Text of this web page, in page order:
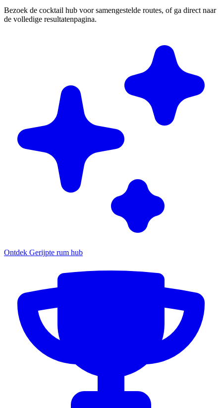
Bezoek de cocktail hub voor samengestelde routes, of ga direct naar
de volledige resultatenpagina.
Ontdek Gerijpte rum hub